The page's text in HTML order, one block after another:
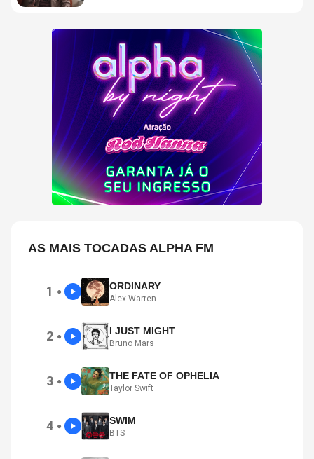
AS MAIS TOCADAS ALPHA FM
1 ● ORDINARY
Alex Warren
2 ● I JUST MIGHT
Bruno Mars
3 ● THE FATE OF OPHELIA
Taylor Swift
4 ● SWIM
BTS